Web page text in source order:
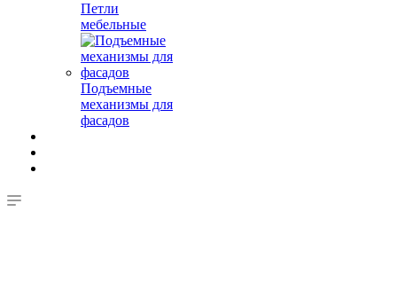
Петли
мебельные
Подъемные
механизмы для
фасадов